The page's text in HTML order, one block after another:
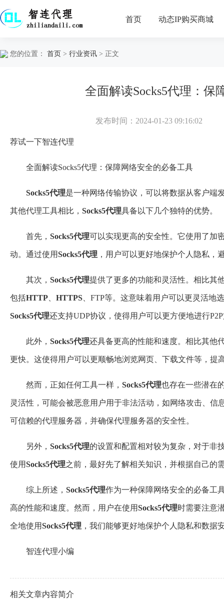
首页 动态IP购买商城
您的位置： 首页 > 行业资讯 > 正文
全面解读Socks5代理：保
发布时间：2024-01-23 09:16:02
荐试一下智连代理
全面解读Socks5代理：保障网络安全的必备工具
Socks5代理是一种网络传输协议，可以将数据从客户端
其他代理工具相比， Socks5代理具备以下几个独特的优势。
首先， Socks5代理可以实现更高的安全性。它使用了加
动。通过使用Socks5代理 ，用户可以更好地保护个人隐私，
其次， Socks5代理提供了更多的功能和灵活性。相比其
包括HTTP HTTPS 、FTP等。这意味着用户可以更灵活
Socks5代理还支持UDP协议，使得用户可以更方便地进行
此外， Socks5代理还具备更高的性能和速度。相比其他
更快。这使得用户可以更顺畅地浏览网页、下载文件等，提
然而，正如任何工具一样， Socks5代理也存在一些潜在
灵活性，可能会被恶意用户用于非法活动，如网络攻击、信
可信赖的代理服务器，并确保代理服务器的安全性。
另外， Socks5代理的设置和配置相对较为复杂，对于非
使用Socks5代理之前，最好先了解相关知识，并根据自己的
综上所述， Socks5代理作为一种保障网络安全的必备工
高的性能和速度。然而，用户在使用Socks5代理时需要注意
全地使用Socks5代理 ，我们能够更好地保护个人隐私和数据
智连代理小编
相关文章内容简介